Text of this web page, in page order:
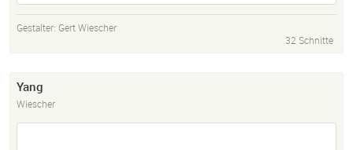
Gestalter: Gert Wiescher
32 Schnitte
Yang
Wiescher